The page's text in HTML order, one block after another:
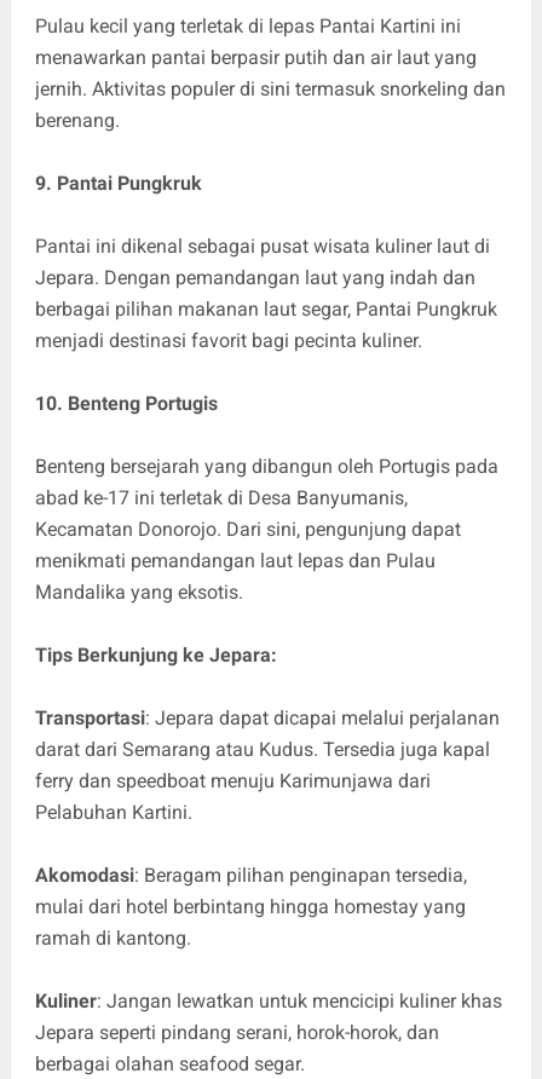
Pulau kecil yang terletak di lepas Pantai Kartini ini
menawarkan pantai berpasir putih dan air laut yang
jernih. Aktivitas populer di sini termasuk snorkeling dan
berenang.
9. Pantai Pungkruk
Pantai ini dikenal sebagai pusat wisata kuliner laut di
Jepara. Dengan pemandangan laut yang indah dan
berbagai pilihan makanan laut segar, Pantai Pungkruk
menjadi destinasi favorit bagi pecinta kuliner.
10. Benteng Portugis
Benteng bersejarah yang dibangun oleh Portugis pada
abad ke-17 ini terletak di Desa Banyumanis,
Kecamatan Donorojo. Dari sini, pengunjung dapat
menikmati pemandangan laut lepas dan Pulau
Mandalika yang eksotis.
Tips Berkunjung ke Jepara:
Transportasi: Jepara dapat dicapai melalui perjalanan
darat dari Semarang atau Kudus. Tersedia juga kapal
ferry dan speedboat menuju Karimunjawa dari
Pelabuhan Kartini.
Akomodasi: Beragam pilihan penginapan tersedia,
mulai dari hotel berbintang hingga homestay yang
ramah di kantong.
Kuliner: Jangan lewatkan untuk mencicipi kuliner khas
Jepara seperti pindang serani, horok-horok, dan
berbagai olahan seafood segar.